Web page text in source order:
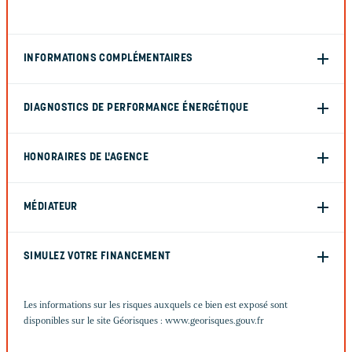
INFORMATIONS COMPLÉMENTAIRES
DIAGNOSTICS DE PERFORMANCE ÉNERGÉTIQUE
HONORAIRES DE L'AGENCE
MÉDIATEUR
SIMULEZ VOTRE FINANCEMENT
Les informations sur les risques auxquels ce bien est exposé sont
disponibles sur le site Géorisques : www.georisques.gouv.fr